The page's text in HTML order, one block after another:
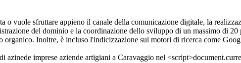
o vuole sfruttare appieno il canale della comunicazione digitale, la
del dominio e la coordinazione dello sviluppo di un massimo di
organico. Inoltre, è incluso l'indicizzazione sui motori di ricerca come